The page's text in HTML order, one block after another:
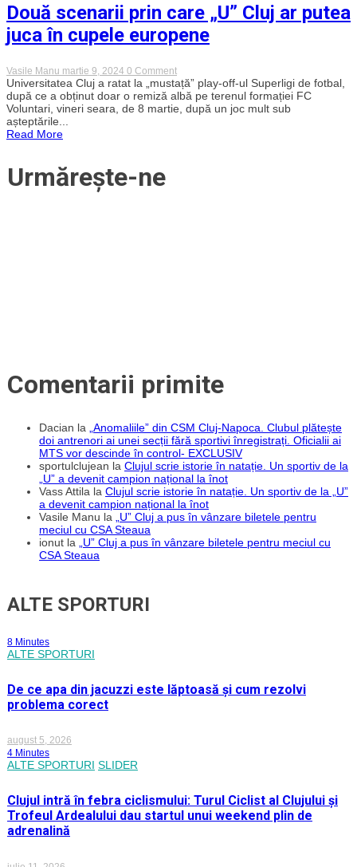
Două scenarii prin care „U” Cluj ar putea
juca în cupele europene
Vasile Manu martie 9, 2024 0 Commenton
Două
scenarii
prin
care
Universitatea Cluj a ratat la „mustață” play-off-ul Superligi de fotbal,
după ce a obținut doar o remiză albă pe terenul formației FC
Voluntari, vineri seara, de 8 martie, după un joc mult sub
așteptările...
Read More
Urmărește-ne
Comentarii primite
Dacian la
„Anomaliile” din CSM Cluj-Napoca. Clubul plătește
doi antrenori ai unei secții fără sportivi înregistrați. Oficialii ai
MTS vor descinde în control- EXCLUSIV
sportulclujean la Clujul scrie istorie în natație. Un sportiv de la
„U” a devenit campion național la înot
Vass Attila la Clujul scrie istorie în natație. Un sportiv de la „U”
a devenit campion național la înot
Vasile Manu la
„U” Cluj a pus în vânzare biletele pentru
meciul cu CSA Steaua
ionut la
„U” Cluj a pus în vânzare biletele pentru meciul cu
CSA Steaua
ALTE SPORTURI
8 Minutes
ALTE SPORTURI
De ce apa din jacuzzi este lăptoasă și cum rezolvi
problema corect
august 5, 2026
4 Minutes
ALTE SPORTURI SLIDER
Clujul intră în febra ciclismului: Turul Ciclist al Clujului și
Trofeul Ardealului dau startul unui weekend plin de
adrenalină